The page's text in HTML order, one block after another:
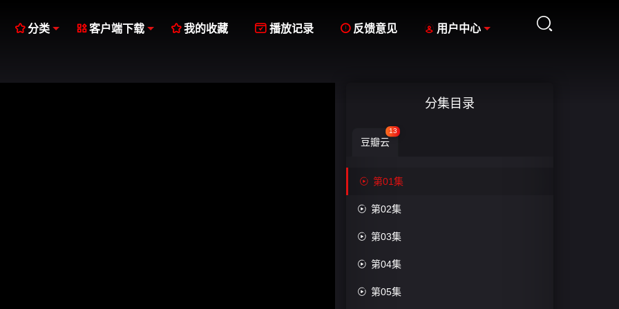

分类 客户端下载 我的收藏  播放记录  反馈意见  用户中心
分集目录
豆瓣云
13
 第01集
 第02集
 第03集
 第04集
 第05集